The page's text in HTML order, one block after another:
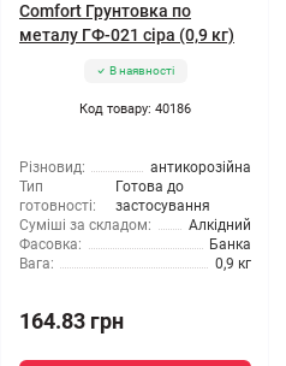
Comfort Грунтовка по
металу ГФ-021 сіра (0,9 кг)
В наявності
Код товару: 40186
Різновид:
антикорозійна
Тип
готовності:
Готова до
застосування
Суміші за складом:
Алкідний
Фасовка:
Банка
Вага:
0,9 кг
164.83 грн